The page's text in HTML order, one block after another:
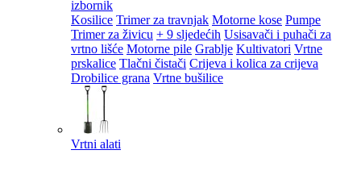
izbornik
Kosilice Trimer za travnjak Motorne kose Pumpe
Trimer za živicu + 9 sljedećih Usisavači i puhači za
vrtno lišće Motorne pile Grablje Kultivatori Vrtne
prskalice Tlačni čistači Crijeva i kolica za crijeva
Drobilice grana Vrtne bušilice
Vrtni alati